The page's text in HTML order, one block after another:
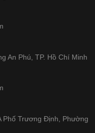
An Phú, TP. Hồ Chí Minh
Phố Trương Định, Phường